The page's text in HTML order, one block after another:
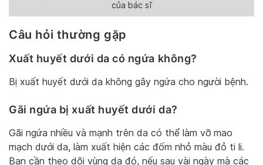
của bác sĩ
Câu hỏi thường gặp
Xuất huyết dưới da có ngứa không?
Bị xuất huyết dưới da không gây ngứa cho người bệnh.
Gãi ngứa bị xuất huyết dưới da?
Gãi ngứa nhiều và mạnh trên da có thể làm vỡ mao
mạch dưới da, làm xuất hiện các đốm nhỏ màu đỏ ti li.
Bạn cần theo dõi vùng da đó, nếu sau vài ngày mà các